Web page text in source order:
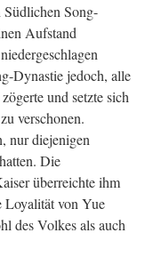
Südlichen Song-
Aufstand
Dynastie jedoch, alle
und setzte sich
verschonen.
nur diejenigen
Die
überreichte ihm
Loyalität von Yue
des Volkes als auch